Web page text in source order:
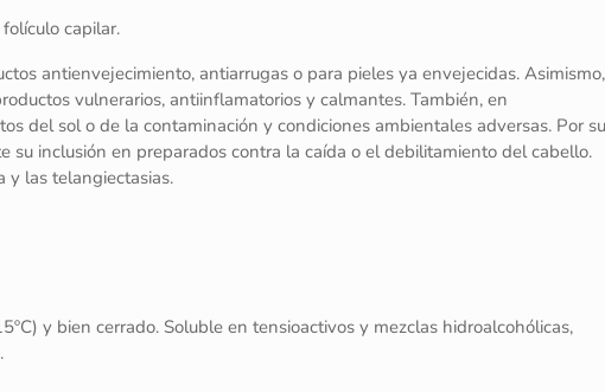
capilar.
antienvejecimiento, antiarrugas o para pieles ya envejecidas. Asimismo,
vulnerarios, antiinflamatorios y calmantes. También, en
del sol o de la contaminación y condiciones ambientales adversas. Por su
su inclusión en preparados contra la caída o el debilitamiento del cabello.
y las telangiectasias.
y bien cerrado. Soluble en tensioactivos y mezclas hidroalcohólicas,